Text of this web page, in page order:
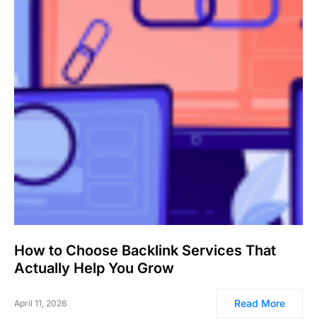
How to Choose Backlink Services That
Actually Help You Grow
April 11, 2026 Read More